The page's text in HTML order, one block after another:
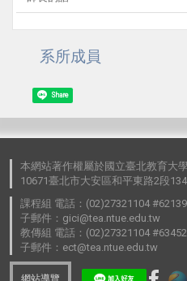
系所成員
Share
本網站著作權屬於國立臺北教育大
10671臺北市大安區和平東路2段
課程組 電話：(02)27321104
子郵件：gici@tea.ntue.edu.tw
教傳組 電話：(02)27321104
子郵件：ect@tea.ntue.edu.tw